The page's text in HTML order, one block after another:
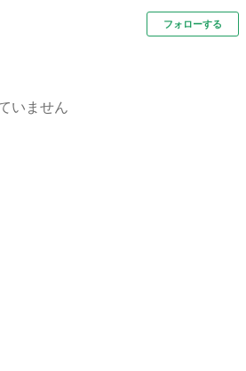
フォローする
いません